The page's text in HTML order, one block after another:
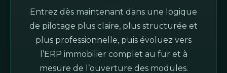
Entrez dès maintenant dans une logique
de pilotage plus claire, plus structurée et
plus professionnelle, puis évoluez vers
l’ERP immobilier complet au fur et à
mesure de l’ouverture des modules.